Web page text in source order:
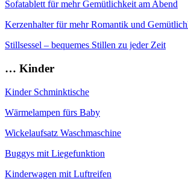
Sofatablett für mehr Gemütlichkeit am Abend
Kerzenhalter für mehr Romantik und
Stillsessel – bequemes Stillen zu jeder Zeit
… Kinder
Kinder Schminktische
Wärmelampen fürs Baby
Wickelaufsatz Waschmaschine
Buggys mit Liegefunktion
Kinderwagen mit Luftreifen